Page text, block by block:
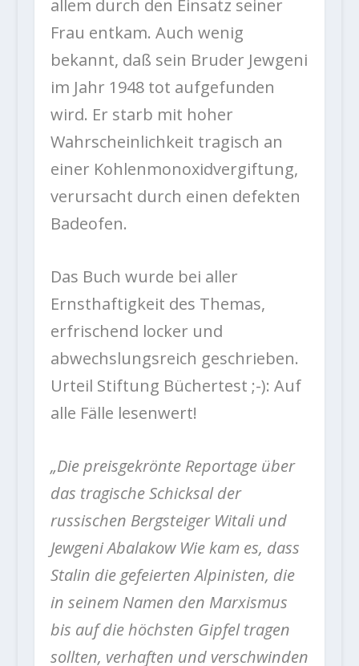
allem durch den Einsatz seiner
Frau entkam. Auch wenig
bekannt, daß sein Bruder Jewgeni
im Jahr 1948 tot aufgefunden
wird. Er starb mit hoher
Wahrscheinlichkeit tragisch an
einer Kohlenmonoxidvergiftung,
verursacht durch einen defekten
Badeofen.
Das Buch wurde bei aller
Ernsthaftigkeit des Themas,
erfrischend locker und
abwechslungsreich geschrieben.
Urteil Stiftung Büchertest ;-): Auf
alle Fälle lesenwert!
„Die preisgekrönte Reportage über
das tragische Schicksal der
russischen Bergsteiger Witali und
Jewgeni Abalakow Wie kam es, dass
Stalin die gefeierten Alpinisten, die
in seinem Namen den Marxismus
bis auf die höchsten Gipfel tragen
sollten, verhaften und verschwinden